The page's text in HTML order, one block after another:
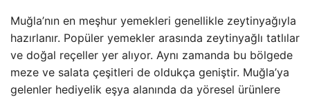
Muğla’nın en meşhur yemekleri genellikle zeytinyağıyla
hazırlanır. Popüler yemekler arasında zeytinyağlı tatlılar
ve doğal reçeller yer alıyor. Aynı zamanda bu bölgede
meze ve salata çeşitleri de oldukça geniştir. Muğla’ya
gelenler hediyelik eşya alanında da yöresel ürünlere